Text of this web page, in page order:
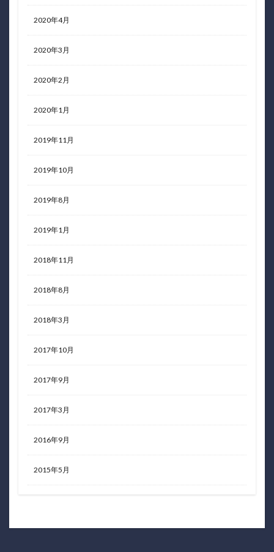
2020年4月
2020年3月
2020年2月
2020年1月
2019年11月
2019年10月
2019年8月
2019年1月
2018年11月
2018年8月
2018年3月
2017年10月
2017年9月
2017年3月
2016年9月
2015年5月